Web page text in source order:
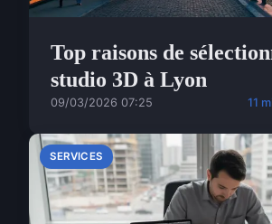
Top raisons de
studio 3D à Lyon
09/03/2026 07:25 11
SERVICES